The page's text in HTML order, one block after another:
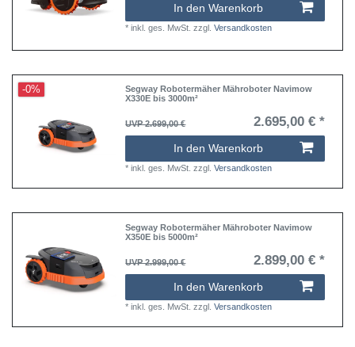
In den Warenkorb
*inkl. ges. MwSt. zzgl.Versandkosten
-0%
Segway Robotermäher Mähroboter Navimow
X330E bis 3000m²
UVP 2.699,00 € 2.695,00 € *
In den Warenkorb
*inkl. ges. MwSt. zzgl.Versandkosten
Segway Robotermäher Mähroboter Navimow
X350E bis 5000m²
UVP 2.999,00 € 2.899,00 € *
In den Warenkorb
*inkl. ges. MwSt. zzgl.Versandkosten